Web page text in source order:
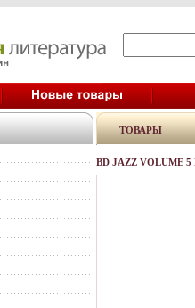
ТОВАРЫ
BD JAZZ VOLUME